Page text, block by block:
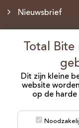
Nieuwsbrief
©2026 Total Bite.
Algemene
Total
Dit zijn kleine
website
op de
opgeslagen. Er
gebruikt
Voor het